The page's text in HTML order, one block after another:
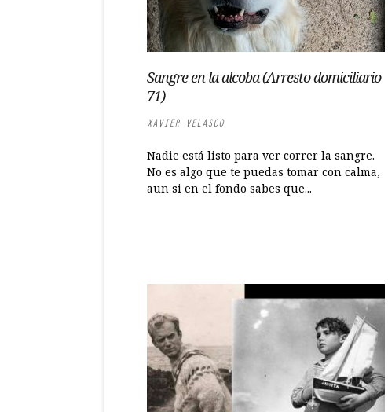
Sangre en la alcoba (Arresto domiciliario
71)
XAVIER VELASCO
Nadie está listo para ver correr la sangre.
No es algo que te puedas tomar con calma,
aun si en el fondo sabes que...